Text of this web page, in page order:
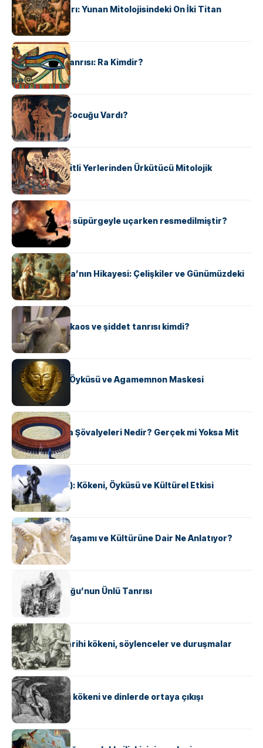
Yunan Titanları: Yunan Mitolojisindeki On İki Titan
MITOLOJI
Mısır Güneş Tanrısı: Ra Kimdir?
MITOLOJI
Zeus’un Kaç Çocuğu Vardı?
MITOLOJI
Dünyanın Çeşitli Yerlerinden Ürkütücü Mitolojik
Yaratıklar
MITOLOJI
Cadılar neden süpürgeyle uçarken resmedilmiştir?
MITOLOJI
Adem ve Havva’nın Hikayesi: Çelişkiler ve Günümüzdeki
Durum
MITOLOJI
Seth: Mısır’ın kaos ve şiddet tanrısı kimdi?
MITOLOJI
Agamemnon: Öyküsü ve Agamemnon Maskesi
MITOLOJI
Yuvarlak Masa Şövalyeleri Nedir? Gerçek mi Yoksa Mit
mi?
MITOLOJI
Akhilleus (Aşil): Kökeni, Öyküsü ve Kültürel Etkisi
MITOLOJI
Janus, Roma Yaşamı ve Kültürüne Dair Ne Anlatıyor?
MITOLOJI
Baal: Yakın Doğu’nun Ünlü Tanrısı
MITOLOJI
Kurt adam: Tarihi kökeni, söylenceler ve duruşmalar
MITOLOJI
Şeytan: Tarihi kökeni ve dinlerde ortaya çıkışı
MITOLOJI